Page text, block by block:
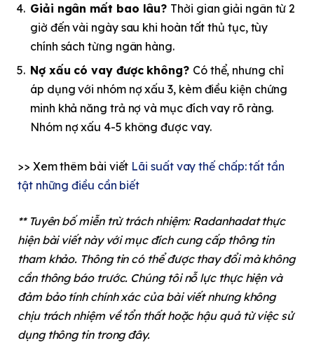
Giải ngân mất bao lâu? Thời gian giải ngân từ 2
giờ đến vài ngày sau khi hoàn tất thủ tục, tùy
chính sách từng ngân hàng.
Nợ xấu có vay được không? Có thể, nhưng chỉ
áp dụng với nhóm nợ xấu 3, kèm điều kiện chứng
minh khả năng trả nợ và mục đích vay rõ ràng.
Nhóm nợ xấu 4-5 không được vay.
>> Xem thêm bài viết Lãi suất vay thế chấp: tất tần
tật những điều cần biết
** Tuyên bố miễn trừ trách nhiệm: Radanhadat thực
hiện bài viết này với mục đích cung cấp thông tin
tham khảo. Thông tin có thể được thay đổi mà không
cần thông báo trước. Chúng tôi nỗ lực thực hiện và
đảm bảo tính chính xác của bài viết nhưng không
chịu trách nhiệm về tổn thất hoặc hậu quả từ việc sử
dụng thông tin trong đây.